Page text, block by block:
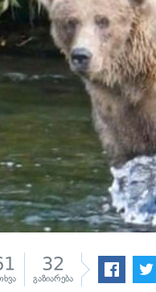
32
გაზიარება